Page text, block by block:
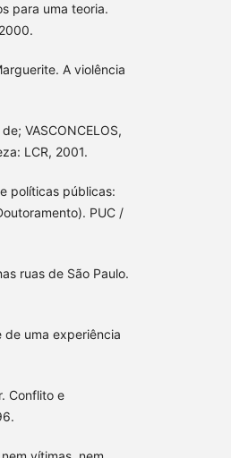
para uma teoria.
A violência
VASCONCELOS,
LCR, 2001.
políticas públicas:
PUC /
ruas de São Paulo.
de uma experiência
Conflito e